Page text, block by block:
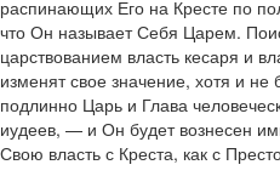
распинающих Его на Кресте по
что Он называет Себя Царем.
царствованием власть кесаря и
изменят свое значение, хотя и
подлинно Царь и Глава
иудеев, — и Он будет вознесен
Свою власть с Креста, как с